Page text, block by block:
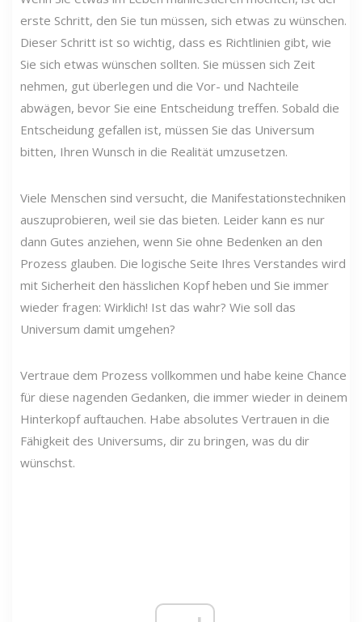
erste Schritt, den Sie tun müssen, sich etwas zu wünschen.
Dieser Schritt ist so wichtig, dass es Richtlinien gibt, wie
Sie sich etwas wünschen sollten. Sie müssen sich Zeit
nehmen, gut überlegen und die Vor- und Nachteile
abwägen, bevor Sie eine Entscheidung treffen. Sobald die
Entscheidung gefallen ist, müssen Sie das Universum
bitten, Ihren Wunsch in die Realität umzusetzen.
Viele Menschen sind versucht, die Manifestationstechniken
auszuprobieren, weil sie das bieten. Leider kann es nur
dann Gutes anziehen, wenn Sie ohne Bedenken an den
Prozess glauben. Die logische Seite Ihres Verstandes wird
mit Sicherheit den hässlichen Kopf heben und Sie immer
wieder fragen: Wirklich! Ist das wahr? Wie soll das
Universum damit umgehen?
Vertraue dem Prozess vollkommen und habe keine Chance
für diese nagenden Gedanken, die immer wieder in deinem
Hinterkopf auftauchen. Habe absolutes Vertrauen in die
Fähigkeit des Universums, dir zu bringen, was du dir
wünschst.